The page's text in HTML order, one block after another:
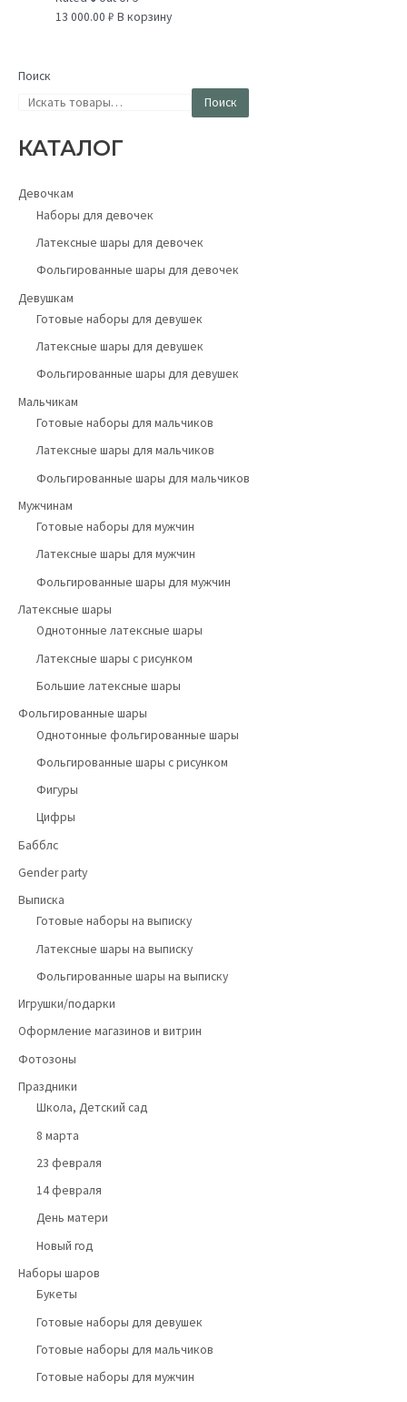
Поиск
Поиск
КАТАЛОГ
Девочкам
Наборы для девочек
Латексные шары для девочек
Фольгированные шары для девочек
Девушкам
Готовые наборы для девушек
Латексные шары для девушек
Фольгированные шары для девушек
Мальчикам
Готовые наборы для мальчиков
Латексные шары для мальчиков
Фольгированные шары для мальчиков
Мужчинам
Готовые наборы для мужчин
Латексные шары для мужчин
Фольгированные шары для мужчин
Латексные шары
Однотонные латексные шары
Латексные шары с рисунком
Большие латексные шары
Фольгированные шары
Однотонные фольгированные шары
Фольгированные шары с рисунком
Фигуры
Цифры
Бабблс
Gender party
Выписка
Готовые наборы на выписку
Латексные шары на выписку
Фольгированные шары на выписку
Игрушки/подарки
Оформление магазинов и витрин
Фотозоны
Праздники
Школа, Детский сад
8 марта
23 февраля
14 февраля
День матери
Новый год
Наборы шаров
Букеты
Готовые наборы для девушек
Готовые наборы для мальчиков
Готовые наборы для мужчин
13 000.00₽ В корзину